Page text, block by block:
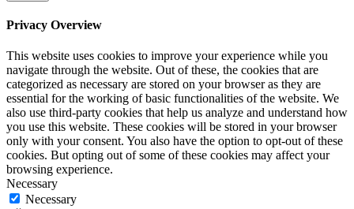
Privacy Overview
This website uses cookies to improve your experience while you
navigate through the website. Out of these, the cookies that are
categorized as necessary are stored on your browser as they are
essential for the working of basic functionalities of the website. We
also use third-party cookies that help us analyze and understand how
you use this website. These cookies will be stored in your browser
only with your consent. You also have the option to opt-out of these
cookies. But opting out of some of these cookies may affect your
browsing experience.
Necessary
Necessary